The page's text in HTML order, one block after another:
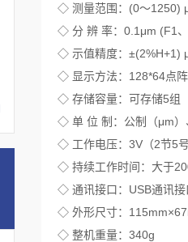
◇ 测量范围：(0～1250)
◇ 分 辨 率：0.1μm (F1
◇ 示值精度：±(2%H+1)
◇ 显示方法：128*64点
◇ 存储容量：可存储5组
◇ 单 位 制：公制（μm）
◇ 工作电压：3V（2节5号
◇ 持续工作时间：大于
◇ 通讯接口：USB通讯接
◇ 外形尺寸：
◇ 整机重量：340g